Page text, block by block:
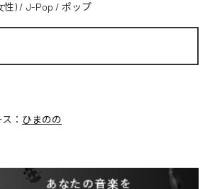
性) / J-Pop / ポップ
： ひまのの